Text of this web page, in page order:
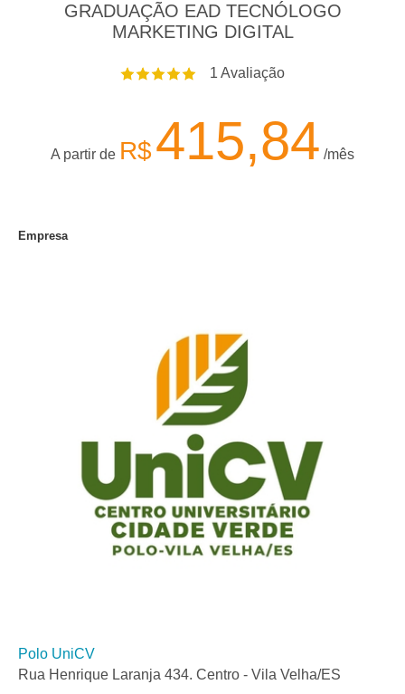
GRADUAÇÃO EAD TECNÓLOGO
MARKETING DIGITAL
1 Avaliação
A partir de R$415,84 /mês
Empresa
Polo UniCV
Rua Henrique Laranja 434. Centro - Vila Velha/ES